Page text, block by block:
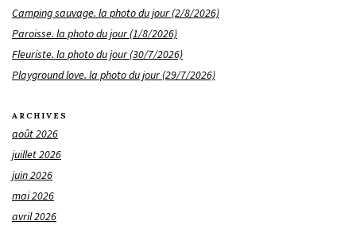
Camping sauvage. la photo du jour (2/8/2026)
Paroisse. la photo du jour (1/8/2026)
Fleuriste. la photo du jour (30/7/2026)
Playground love. la photo du jour (29/7/2026)
ARCHIVES
août 2026
juillet 2026
juin 2026
mai 2026
avril 2026